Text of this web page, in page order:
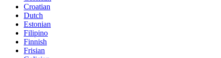
Croatian
Dutch
Estonian
Filipino
Finnish
Frisian